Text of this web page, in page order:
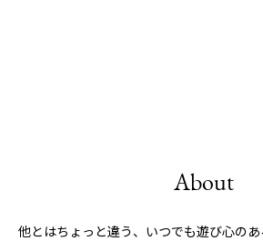
About
他とはちょっと違う、いつでも遊び心の